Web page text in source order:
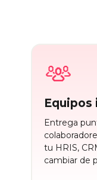
Equipos
Entrega
tu HRIS,
cambiar de